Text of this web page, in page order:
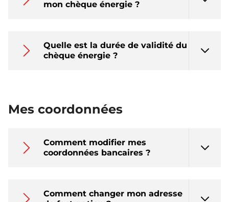
mon chèque énergie ?
Quelle est la durée de validité du
chèque énergie ?
Mes coordonnées
Comment modifier mes
coordonnées bancaires ?
Comment changer mon adresse